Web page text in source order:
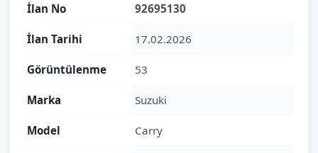
İlan No 92695130
İlan Tarihi 17.02.2026
Görüntülenme 53
Marka Suzuki
Model Carry